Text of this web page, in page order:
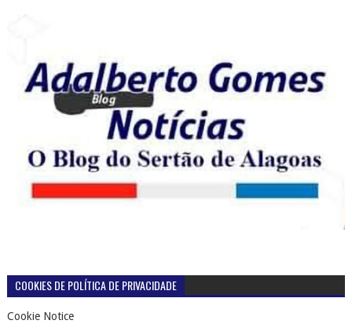
COOKIES DE POLÍTICA DE PRIVACIDADE
Cookie Notice